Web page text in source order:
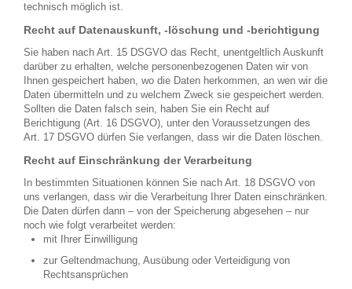
technisch möglich ist.
Recht auf Datenauskunft, -löschung und -berichtigung
Sie haben nach Art. 15 DSGVO das Recht, unentgeltlich Auskunft
darüber zu erhalten, welche personenbezogenen Daten wir von
Ihnen gespeichert haben, wo die Daten herkommen, an wen wir die
Daten übermitteln und zu welchem Zweck sie gespeichert werden.
Sollten die Daten falsch sein, haben Sie ein Recht auf
Berichtigung (Art. 16 DSGVO), unter den Voraussetzungen des
Art. 17 DSGVO dürfen Sie verlangen, dass wir die Daten löschen.
Recht auf Einschränkung der Verarbeitung
In bestimmten Situationen können Sie nach Art. 18 DSGVO von
uns verlangen, dass wir die Verarbeitung Ihrer Daten einschränken.
Die Daten dürfen dann – von der Speicherung abgesehen – nur
noch wie folgt verarbeitet werden:
mit Ihrer Einwilligung
zur Geltendmachung, Ausübung oder Verteidigung von
Rechtsansprüchen